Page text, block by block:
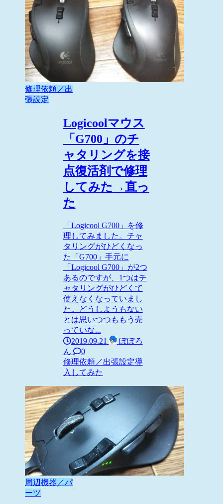
修理依頼／出
張設定
Logicoolマウス
「G700」のチ
ャタリングを接
点復活剤で修理
してみた→直っ
た
「Logicool G700」を修
理してみました。チャ
タリングがひどくなっ
た「G700」手元に
「Logicool G700」が2つ
あるのですが、1つはチ
ャタリングがひどくて
使えなくなっていまし
た。どうしようもない
とは思いつつももう売
っていな...
2019.09.21
ぽぽろ
ん
0
修理依頼／出張設定導
入してみた
周辺機器／パ
ーツ